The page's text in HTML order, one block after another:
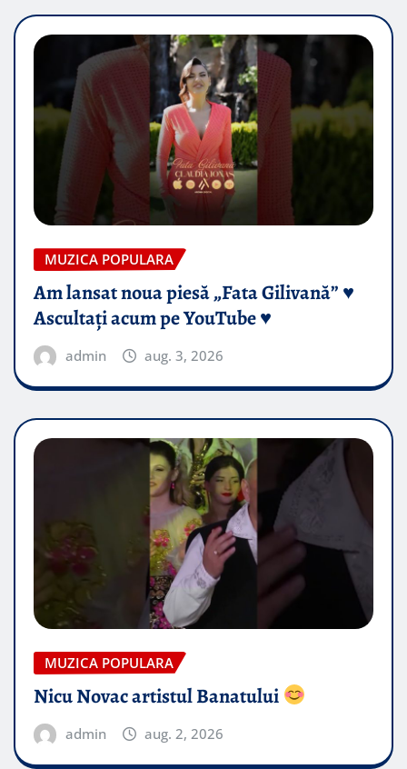
MUZICA POPULARA
Am lansat noua piesă „Fata Gilivană” ♥️
Ascultați acum pe YouTube ♥️
admin aug. 3, 2026
MUZICA POPULARA
Nicu Novac artistul Banatului
admin aug. 2, 2026